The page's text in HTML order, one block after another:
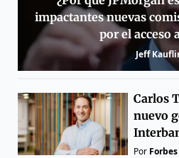
impactantes nuevas
por el acceso
Jeff
Carlos
nuevo
Por